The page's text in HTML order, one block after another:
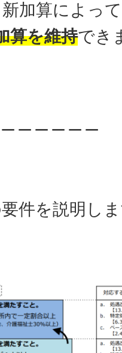
加算によっ
算を維持でき
件を説明し